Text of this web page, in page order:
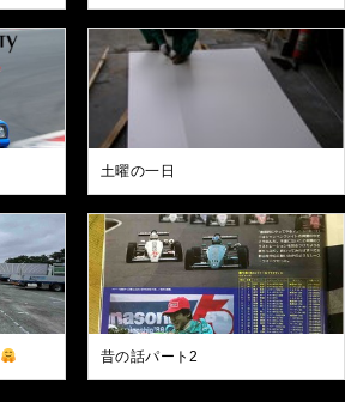
土曜の一日
昔の話パート2